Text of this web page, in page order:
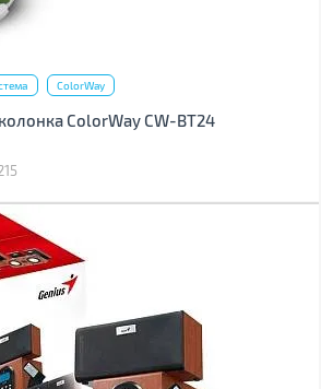
ColorWay
ColorWay CW-BT24